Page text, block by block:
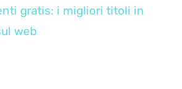
gratis: i migliori titoli in
web